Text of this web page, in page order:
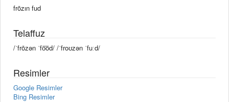
frōzın fud
Telaffuz
/ˈfrōzən ˈfo͞od/ /ˈfroʊzən ˈfuːd/
Resimler
Google Resimler
Bing Resimler